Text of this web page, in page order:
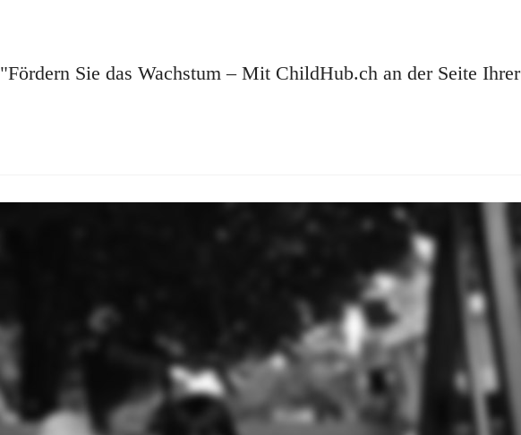
"Fördern Sie das Wachstum – Mit ChildHub.ch an der Seite Ihrer